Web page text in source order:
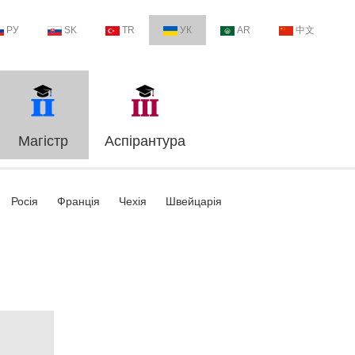
РУ SK TR УК AR 中文
Магістр Аспірантура
Росія Франція Чехія Швейцарія